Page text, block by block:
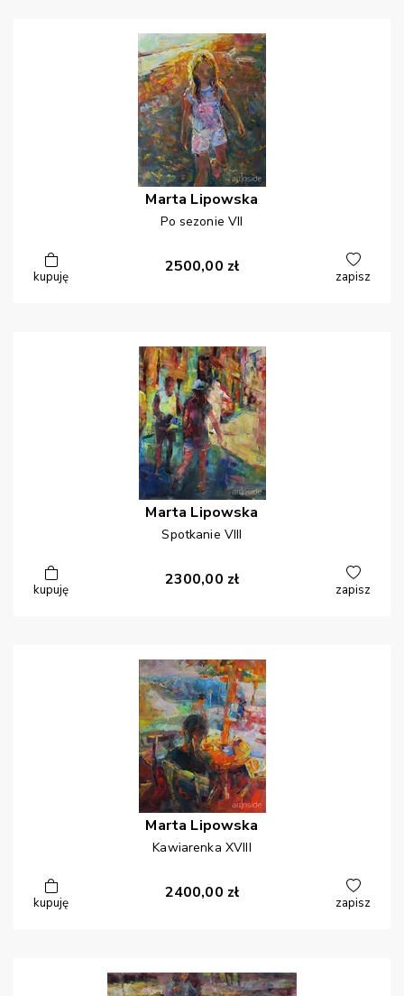
Marta Lipowska
Po sezonie VII
kupuję
2500,00 zł
zapisz
Marta Lipowska
Spotkanie VIII
kupuję
2300,00 zł
zapisz
Marta Lipowska
Kawiarenka XVIII
kupuję
2400,00 zł
zapisz